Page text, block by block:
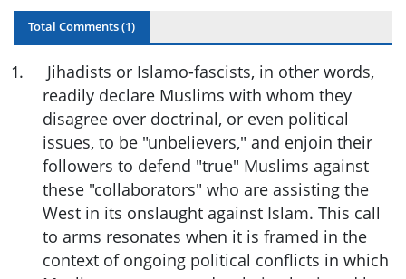
Total Comments (1)
1.
Jihadists or Islamo-fascists, in other words,
readily declare Muslims with whom they
disagree over doctrinal, or even political
issues, to be "unbelievers," and enjoin their
followers to defend "true" Muslims against
these "collaborators" who are assisting the
West in its onslaught against Islam. This call
to arms resonates when it is framed in the
context of ongoing political conflicts in which